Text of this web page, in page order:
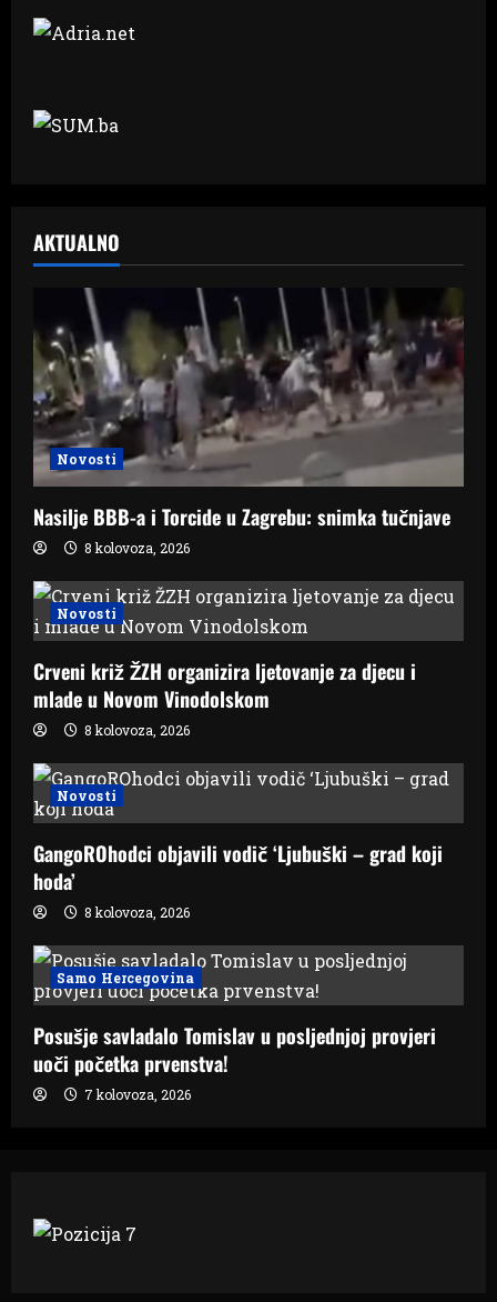
AKTUALNO
Novosti
Nasilje BBB-a i Torcide u Zagrebu: snimka tučnjave
8 kolovoza, 2026
Novosti
Crveni križ ŽZH organizira ljetovanje za djecu i
mlade u Novom Vinodolskom
8 kolovoza, 2026
Novosti
GangoROhodci objavili vodič ‘Ljubuški – grad koji
hoda’
8 kolovoza, 2026
Samo Hercegovina
Posušje savladalo Tomislav u posljednjoj provjeri
uoči početka prvenstva!
7 kolovoza, 2026